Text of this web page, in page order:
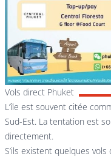
Vols direct Phuket
L’île est souvent citée
Sud-Est. La tentation est
directement.
S’ils existent quelques